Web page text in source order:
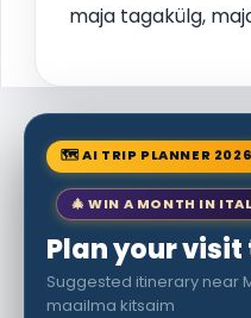
maja tagakülg,
🗺 AI TRIP PLANNER 2026
🎄 WIN A MONTH IN
Plan your
Suggested itinerary near
maailma kitsaim